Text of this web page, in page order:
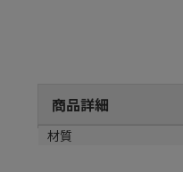
商品詳細
商品説明
メーカー品番
材質